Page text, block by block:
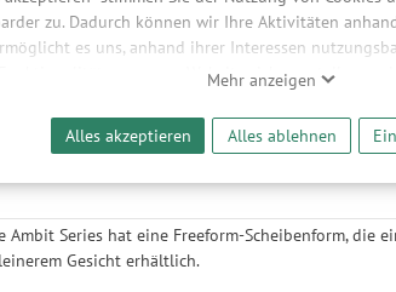
zu. Dadurch können wir Ihre Aktivitäten
es uns, anhand ihrer Interessen
unserer Website sicherzustellen
und Werbepartner weitergegeben. Die
Inhalten und der Durchführung von
und nutzungsbasierter Werbung. Informationen zu
nicht erforderlich und gilt, bis sie widerrufen
für bestimmte Drittanbieter erteilen und jederzeit
Mehr anzeigen
Alles akzeptieren Alles ablehnen
über ein breites Sichtfeld dank der
Scheibentechnologie setzt neue Maßstäbe in
und modernem Design wurde für diejenigen
Tage auf den Skiern erleben kannst.
Ambit Series hat eine Freeform-Scheibenform,
Gesicht erhältlich.